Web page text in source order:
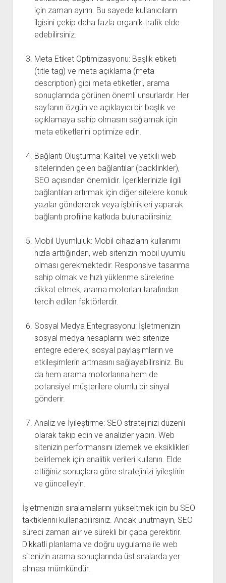
için zaman ayırın. Bu sayede kullanıcıların
ilgisini çekip daha fazla organik trafik elde
edebilirsiniz.
Meta Etiket Optimizasyonu: Başlık etiketi
(title tag) ve meta açıklama (meta
description) gibi meta etiketleri, arama
sonuçlarında görünen önemli unsurlardır. Her
sayfanın özgün ve açıklayıcı bir başlık ve
açıklamaya sahip olmasını sağlamak için
meta etiketlerini optimize edin.
Bağlantı Oluşturma: Kaliteli ve yetkili web
sitelerinden gelen bağlantılar (backlinkler),
SEO açısından önemlidir. İçeriklerinizle ilgili
bağlantıları artırmak için diğer sitelere konuk
yazılar göndererek veya işbirlikleri yaparak
bağlantı profiline katkıda bulunabilirsiniz.
Mobil Uyumluluk: Mobil cihazların kullanımı
hızla arttığından, web sitenizin mobil uyumlu
olması gerekmektedir. Responsive tasarıma
sahip olmak ve hızlı yüklenme sürelerine
dikkat etmek, arama motorları tarafından
tercih edilen faktörlerdir.
Sosyal Medya Entegrasyonu: İşletmenizin
sosyal medya hesaplarını web sitenize
entegre ederek, sosyal paylaşımların ve
etkileşimlerin artmasını sağlayabilirsiniz. Bu
da hem arama motorlarına hem de
potansiyel müşterilere olumlu bir sinyal
gönderir.
Analiz ve İyileştirme: SEO stratejinizi düzenli
olarak takip edin ve analizler yapın. Web
sitenizin performansını izlemek ve eksiklikleri
belirlemek için analitik verileri kullanın. Elde
ettiğiniz sonuçlara göre stratejinizi iyileştirin
ve güncelleyin.
İşletmenizin sıralamalarını yükseltmek için bu SEO
taktiklerini kullanabilirsiniz. Ancak unutmayın, SEO
süreci zaman alır ve sürekli bir çaba gerektirir.
Dikkatli planlama ve doğru uygulama ile web
sitenizin arama sonuçlarında üst sıralarda yer
alması mümkündür.